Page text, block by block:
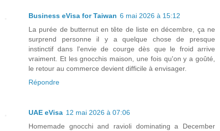
Business eVisa for Taiwan 6 mai 2026 à 15:12
La purée de butternut en tête de liste en décembre, ça ne
surprend personne il y a quelque chose de presque
instinctif dans l'envie de courge dès que le froid arrive
vraiment. Et les gnocchis maison, une fois qu'on y a goûté,
le retour au commerce devient difficile à envisager.
Répondre
UAE eVisa 12 mai 2026 à 07:06
Homemade gnocchi and ravioli dominating a December